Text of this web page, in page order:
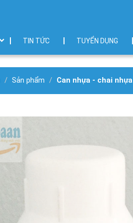
TIN TỨC TUYỂN DỤNG
Sản phẩm Can nhựa - chai nhựa